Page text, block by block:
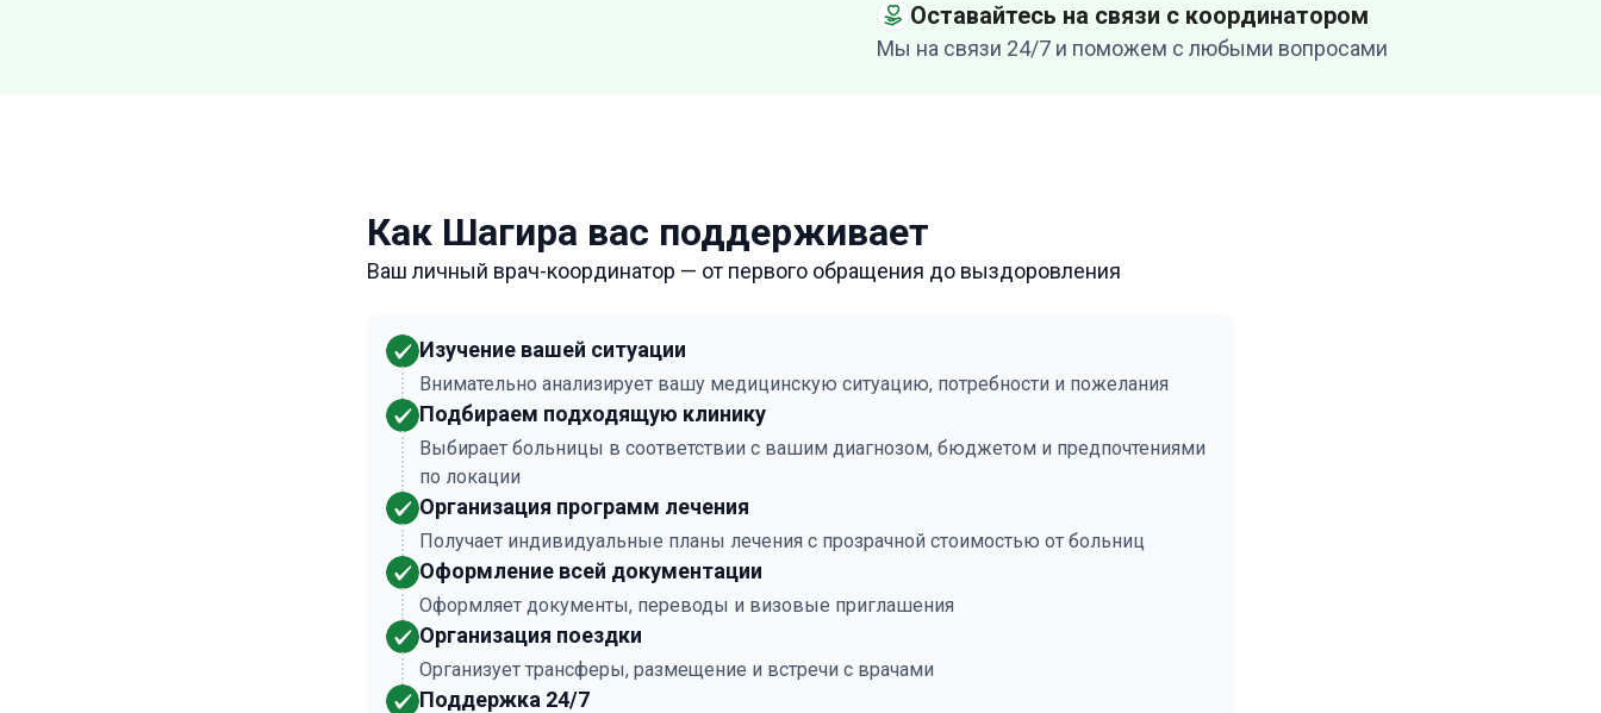
Оставайтесь на связи с координатором
Мы на связи 24/7 и поможем с любыми вопросами
Как Шагира вас поддерживает
Ваш личный врач-координатор — от первого обращения до выздоровления
Изучение вашей ситуации
Внимательно анализирует вашу медицинскую ситуацию, потребности и пожелания
Подбираем подходящую клинику
Выбирает больницы в соответствии с вашим диагнозом, бюджетом и предпочтениями
по локации
Организация программ лечения
Получает индивидуальные планы лечения с прозрачной стоимостью от больниц
Оформление всей документации
Оформляет документы, переводы и визовые приглашения
Организация поездки
Организует трансферы, размещение и встречи с врачами
Поддержка 24/7